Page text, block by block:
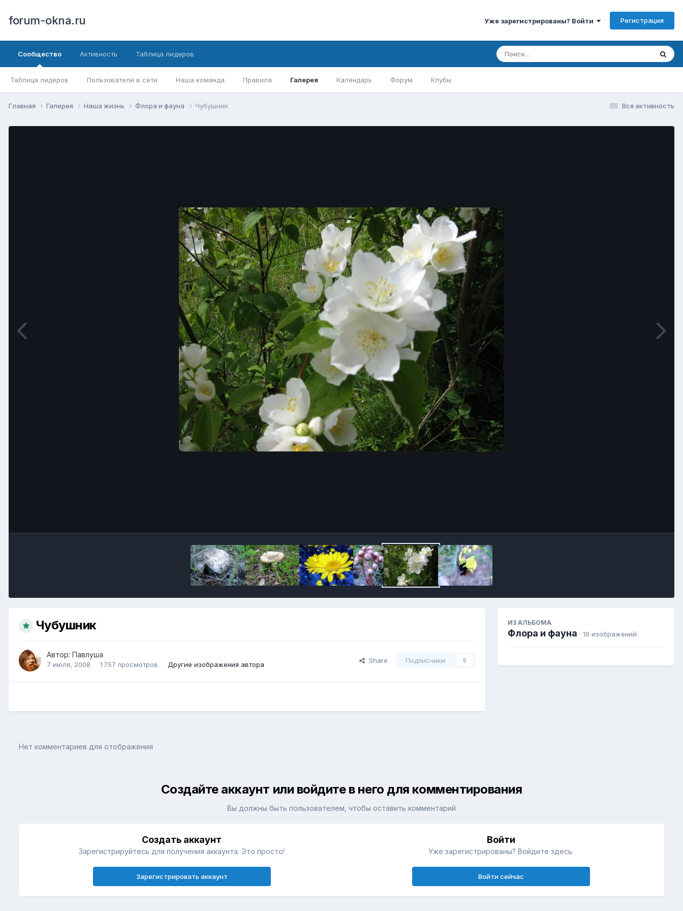
forum-okna.ru Уже зарегистрированы? Войти Регистрация
Сообщество
Таблица лидеров Пользователи в сети Наша команда Правила Галерея Календарь Форум Клубы
Активность Таблица лидеров
Вся активность
Главная Галерея Наша жизнь Флора и фауна Чубушник
Чубушник
Автор: Павлуша
7 июля, 2008 1 757 просмотров Другие изображения автора
Share Подписчики 0
ИЗ АЛЬБОМА
Флора и фауна · 19 изображений
Нет комментариев для отображения
Создайте аккаунт или войдите в него для комментирования
Вы должны быть пользователем, чтобы оставить комментарий
Создать аккаунт
Зарегистрируйтесь для получения аккаунта. Это просто!
Зарегистрировать аккаунт
Войти
Уже зарегистрированы? Войдите здесь.
Войти сейчас